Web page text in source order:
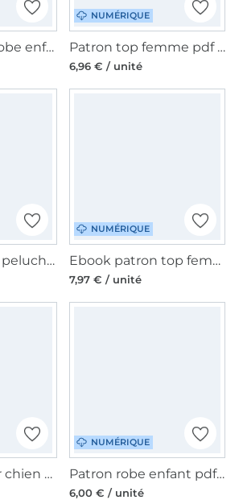
Ebook patron robe enfant Amelie Emmilou, en allemand
NUMÉRIQUE
Patron top femme pdf Lovely Lady Top, en allemand
6,96 € / unité
Patron couture peluche lapin pdf Flöckchen Malomi, en français
NUMÉRIQUE
Ebook patron top femme Madame JENNY Studio Schnittreif, en français
7,97 € / unité
Patron sac pour chien pdf Baggy The DogWorkShop, en allemand
NUMÉRIQUE
Patron robe enfant pdf Bibi P1207 B-Trendy, en français
6,00 € / unité